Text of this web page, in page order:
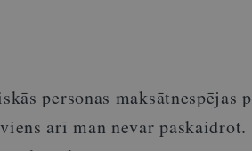
personas maksātnespējas
arī man nevar